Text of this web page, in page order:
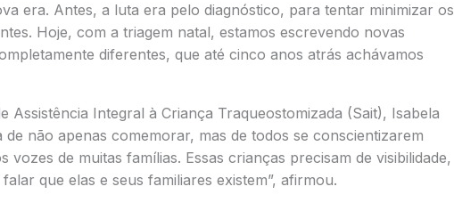
era. Antes, a luta era pelo diagnóstico, para tentar minimizar os
Hoje, com a triagem natal, estamos escrevendo novas
diferentes, que até cinco anos atrás achávamos
Assistência Integral à Criança Traqueostomizada (Sait), Isabela
não apenas comemorar, mas de todos se conscientizarem
vozes de muitas famílias. Essas crianças precisam de visibilidade,
que elas e seus familiares existem”, afirmou.